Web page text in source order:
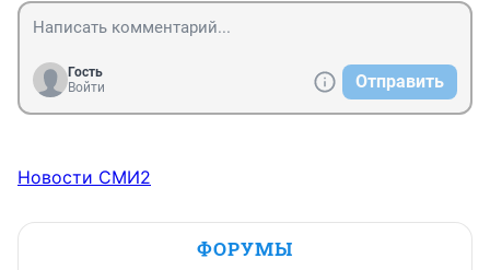
Гость
Войти
Отправить
Новости СМИ2
ФОРУМЫ